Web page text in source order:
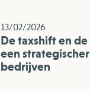
13/02/2026
De taxshift en
een
bedrijven